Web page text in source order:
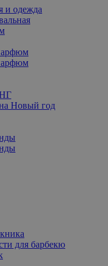
и одежда
Новый год
для барбекю